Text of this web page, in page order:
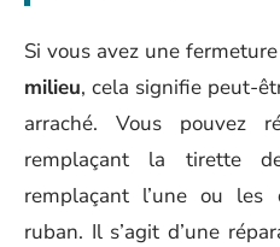
Si vous avez une
milieu, cela signifie peut-
arraché. Vous pouvez
remplaçant la tirette
remplaçant l’une ou
ruban. Il s’agit d’une